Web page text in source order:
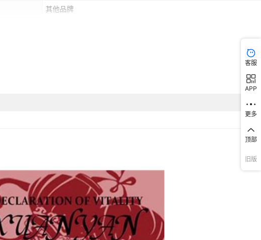
其他品牌
客服
APP
更多
顶部
旧版